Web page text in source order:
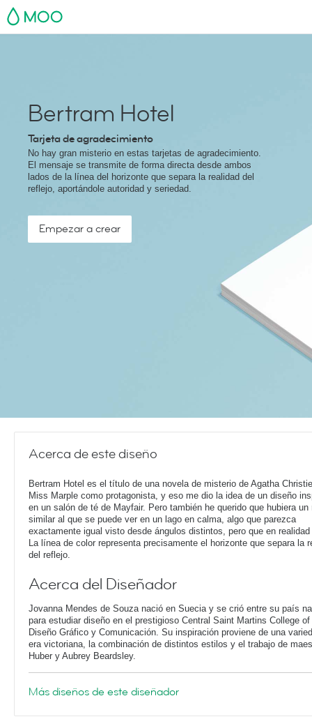
MOO
Bertram Hotel
Tarjeta de agradecimiento
No hay gran misterio en estas tarjetas de agradecimiento.
El mensaje se transmite de forma directa desde ambos
lados de la línea del horizonte que separa la realidad del
reflejo, aportándole autoridad y seriedad.
Empezar a crear
Acerca de este diseño
Bertram Hotel es el título de una novela de misterio de Agatha
Miss Marple como protagonista, y eso me dio la idea de un diseño
en un salón de té de Mayfair. Pero también he querido que hubiera un
similar al que se puede ver en un lago en calma, algo que parezca
exactamente igual visto desde ángulos distintos, pero que en
La línea de color representa precisamente el horizonte que separa la
del reflejo.
Acerca del Diseñador
Jovanna Mendes de Souza nació en Suecia y se crió entre su país
para estudiar diseño en el prestigioso Central Saint Martins College
Diseño Gráfico y Comunicación. Su inspiración proviene de una
era victoriana, la combinación de distintos estilos y el trabajo de
Huber y Aubrey Beardsley.
Más diseños de este diseñador